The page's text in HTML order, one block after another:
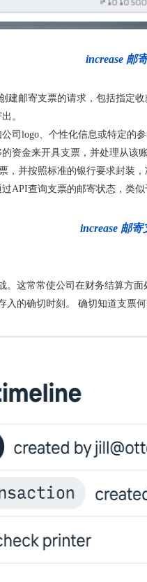
increase 邮
建邮寄支票的请求，包括指定
。
司logo、个性化信息或特定的
资金来开具支票，并处理从该
，并按照标准的银行要求封装，
API查询支票的邮寄状态，类似
increase 邮
这常常使公司在财务结算方
的确切时刻。 确切知道支票